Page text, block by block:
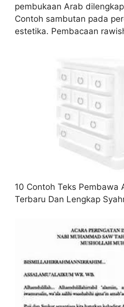
pembukaan Arab
Contoh sambutan pada
estetika. Pembacaan
10 Contoh Teks Pembawa
Terbaru Dan Lengkap